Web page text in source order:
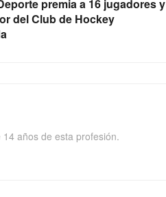
premia a 16 jugadores y
del Club de Hockey
años de esta profesión.